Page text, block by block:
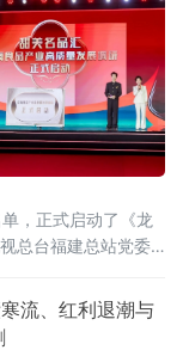
，正式启动了《龙
总台福建总站党委
，中央电视台财经
流、红利退潮与